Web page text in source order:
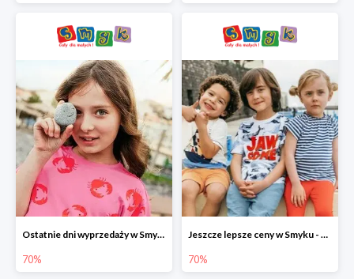
Ostatnie dni wyprzedaży w Smyku - ubrania i buty do -70%
70%
Jeszcze lepsze ceny w Smyku - ubrania i buty do -70%
70%